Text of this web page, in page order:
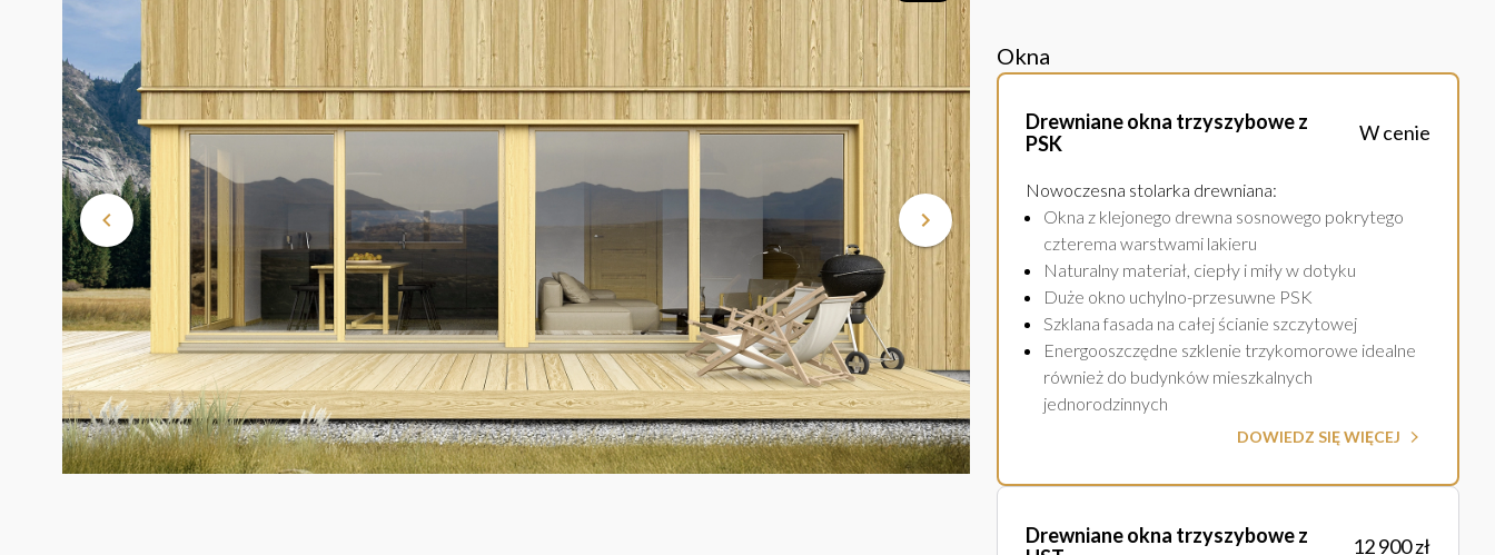
Okna
Drewniane okna trzyszybowe z
PSK
W cenie
Nowoczesna stolarka drewniana:
Okna z klejonego drewna sosnowego pokrytego
czterema warstwami lakieru
Naturalny materiał, ciepły i miły w dotyku
Duże okno uchylno-przesuwne PSK
Szklana fasada na całej ścianie szczytowej
Energooszczędne szklenie trzykomorowe idealne
również do budynków mieszkalnych
jednorodzinnych
DOWIEDZ SIĘ WIĘCEJ
Drewniane okna trzyszybowe z
12 900 zł